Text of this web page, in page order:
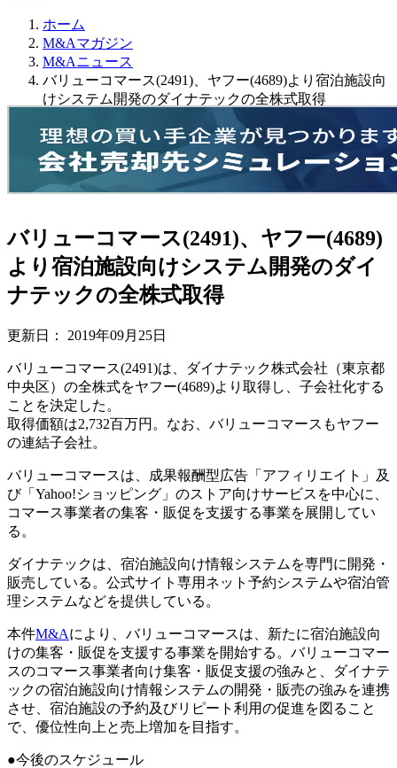
ホーム
M&Aマガジン
M&Aニュース
バリューコマース(2491)、ヤフー(4689)より宿泊施設向
けシステム開発のダイナテックの全株式取得
バリューコマース(2491)、ヤフー(4689)
より宿泊施設向けシステム開発のダイ
ナテックの全株式取得
更新日： 2019年09月25日
バリューコマース(2491)は、ダイナテック株式会社（東京都
中央区）の全株式をヤフー(4689)より取得し、子会社化する
ことを決定した。
取得価額は2,732百万円。なお、バリューコマースもヤフー
の連結子会社。
バリューコマースは、成果報酬型広告「アフィリエイト」及
び「Yahoo!ショッピング」のストア向けサービスを中心に、
コマース事業者の集客・販促を支援する事業を展開してい
る。
ダイナテックは、宿泊施設向け情報システムを専門に開発・
販売している。公式サイト専用ネット予約システムや宿泊管
理システムなどを提供している。
本件M&Aにより、バリューコマースは、新たに宿泊施設向
けの集客・販促を支援する事業を開始する。バリューコマー
スのコマース事業者向け集客・販促支援の強みと、ダイナテ
ックの宿泊施設向け情報システムの開発・販売の強みを連携
させ、宿泊施設の予約及びリピート利用の促進を図ること
で、優位性向上と売上増加を目指す。
●今後のスケジュール